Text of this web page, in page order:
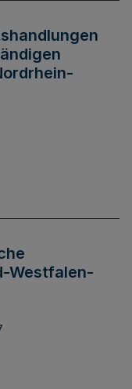
Westfalen-